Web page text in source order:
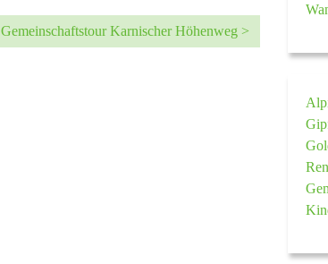
Gemeinschaftstour Karnischer Höhenweg >